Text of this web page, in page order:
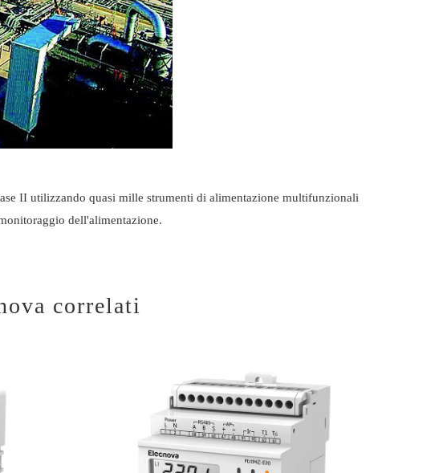
II utilizzando quasi mille strumenti di alimentazione multifunzionali
dell'alimentazione.
correlati